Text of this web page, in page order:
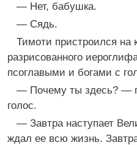
— Нет, бабушка.
— Сядь.
Тимоти пристроился на
разрисованного
псоглавыми и богами с
— Почему ты здесь? —
голос.
— Завтра наступает
ждал ее всю жизнь.